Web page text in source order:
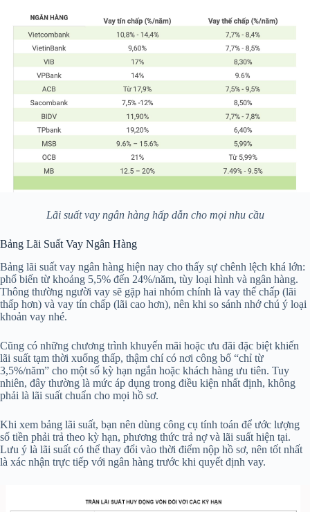
Lãi suất vay ngân hàng hấp dẫn cho mọi nhu cầu
Bảng Lãi Suất Vay Ngân Hàng
Bảng lãi suất vay ngân hàng hiện nay cho thấy sự chênh lệch khá lớn:
phổ biến từ khoảng 5,5% đến 24%/năm, tùy loại hình và ngân hàng.
Thông thường người vay sẽ gặp hai nhóm chính là vay thế chấp (lãi
thấp hơn) và vay tín chấp (lãi cao hơn), nên khi so sánh nhớ chú ý loại
khoản vay nhé.
Cũng có những chương trình khuyến mãi hoặc ưu đãi đặc biệt khiến
lãi suất tạm thời xuống thấp, thậm chí có nơi công bố “chỉ từ
3,5%/năm” cho một số kỳ hạn ngắn hoặc khách hàng ưu tiên. Tuy
nhiên, đây thường là mức áp dụng trong điều kiện nhất định, không
phải là lãi suất chuẩn cho mọi hồ sơ.
Khi xem bảng lãi suất, bạn nên dùng công cụ tính toán để ước lượng
số tiền phải trả theo kỳ hạn, phương thức trả nợ và lãi suất hiện tại.
Lưu ý là lãi suất có thể thay đổi vào thời điểm nộp hồ sơ, nên tốt nhất
là xác nhận trực tiếp với ngân hàng trước khi quyết định vay.